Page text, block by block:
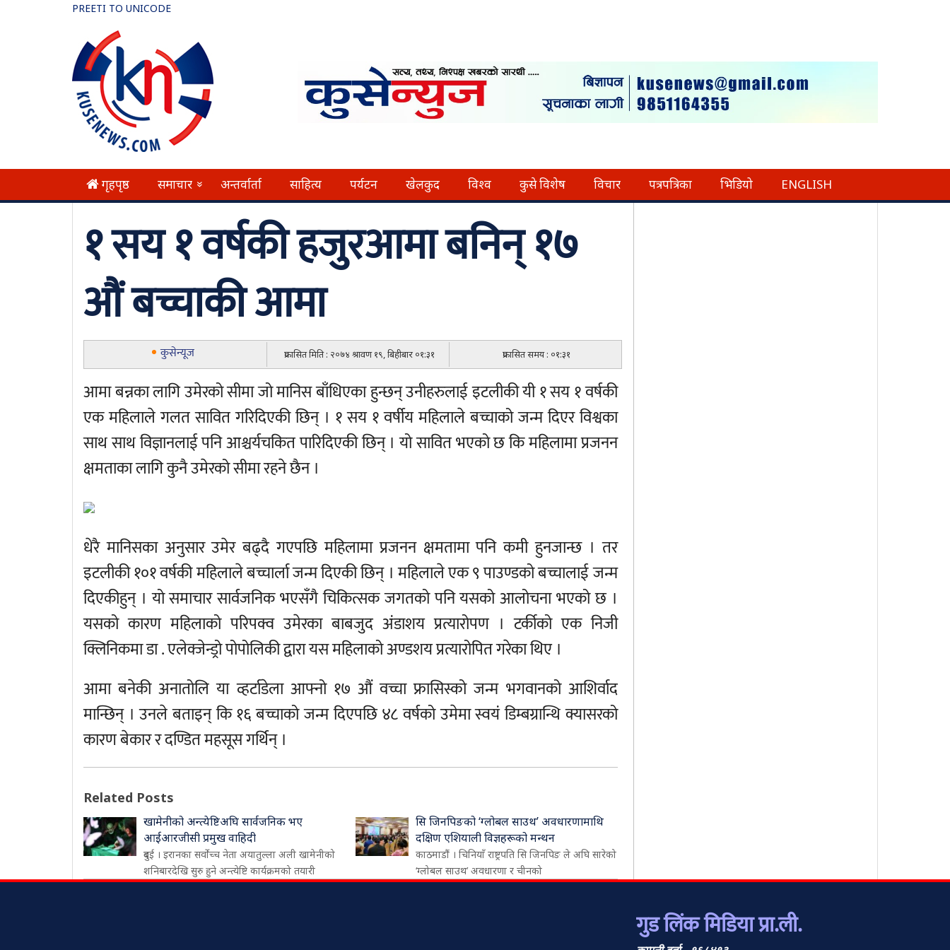
PREETI TO UNICODE
गृहपृष्ठ समाचार » अन्तर्वार्ता साहित्य पर्यटन खेलकुद विश्व कुसे विशेष विचार पत्रपत्रिका भिडियो ENGLISH
१ सय १ वर्षकी हजुरआमा बनिन् १७
औं बच्चाकी आमा
कुसेन्यूज प्रकासित मिति : २०७४ श्रावण १९, बिहीबार ०१:३१ प्रकासित समय : ०१:३१
आमा बन्नका लागि उमेरको सीमा जो मानिस बाँधिएका हुन्छन् उनीहरुलाई इटलीकी यी १ सय १ वर्षकी
एक महिलाले गलत सावित गरिदिएकी छिन् । १ सय १ वर्षीय महिलाले बच्चाको जन्म दिएर विश्वका
साथ साथ विज्ञानलाई पनि आश्चर्यचकित पारिदिएकी छिन् । यो सावित भएको छ कि महिलामा प्रजनन
क्षमताका लागि कुनै उमेरको सीमा रहने छैन ।
धेरै मानिसका अनुसार उमेर बढ्दै गएपछि महिलामा प्रजनन क्षमतामा पनि कमी हुनजान्छ । तर
इटलीकी १०१ वर्षकी महिलाले बच्चार्ला जन्म दिएकी छिन् । महिलाले एक ९ पाउण्डको बच्चालाई जन्म
दिएकीहुन् । यो समाचार सार्वजनिक भएसँगै चिकित्सक जगतको पनि यसको आलोचना भएको छ ।
यसको कारण महिलाको परिपक्व उमेरका बाबजुद अंडाशय प्रत्यारोपण । टर्कीको एक निजी
क्लिनिकमा डा . एलेक्जेन्ड्रो पोपोलिकी द्वारा यस महिलाको अण्डशय प्रत्यारोपित गरेका थिए ।
आमा बनेकी अनातोलि या व्हर्टाडेला आफ्नो १७ औं वच्चा फ्रासिस्को जन्म भगवानको आशिर्वाद
मान्छिन् । उनले बताइन् कि १६ बच्चाको जन्म दिएपछि ४८ वर्षको उमेमा स्वयं डिम्बग्रान्थि क्यासरको
कारण बेकार र दण्डित महसूस गर्थिन् ।
Related Posts
खामेनीको अन्त्येष्टिअघि सार्वजनिक भए
आईआरजीसी प्रमुख वाहिदी
दुबई । इरानका सर्वोच्च नेता अयातुल्ला अली खामेनीको
शनिबारदेखि सुरु हुने अन्त्येष्टि कार्यक्रमको तयारी
सि जिनपिङको ‘ग्लोबल साउथ’ अवधारणामाथि
दक्षिण एशियाली विज्ञहरूको मन्थन
काठमाडौं । चिनियाँ राष्ट्रपति सि जिनपिङ ले अघि सारेको
‘ग्लोबल साउथ’ अवधारणा र चीनको
गुड लिंक मिडिया प्रा.ली.